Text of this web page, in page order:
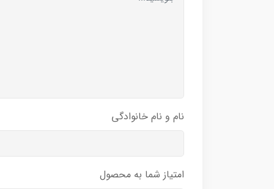
نام و نام خانوادگی
امتیاز شما به محصول